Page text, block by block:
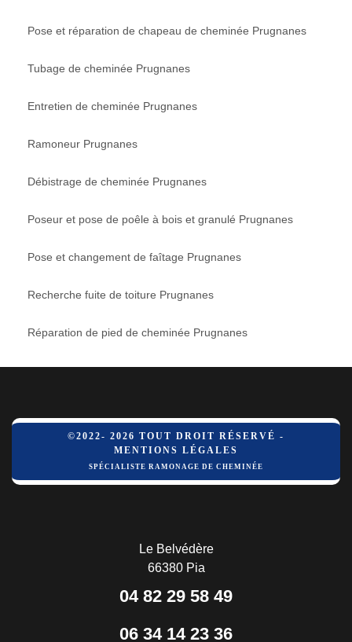
Pose et réparation de chapeau de cheminée Prugnanes
Tubage de cheminée Prugnanes
Entretien de cheminée Prugnanes
Ramoneur Prugnanes
Débistrage de cheminée Prugnanes
Poseur et pose de poêle à bois et granulé Prugnanes
Pose et changement de faîtage Prugnanes
Recherche fuite de toiture Prugnanes
Réparation de pied de cheminée Prugnanes
©2022- 2026 TOUT DROIT RÉSERVÉ -
MENTIONS LÉGALES
SPÉCIALISTE RAMONAGE DE CHEMINÉE
Le Belvédère
66380 Pia
04 82 29 58 49
06 34 14 23 36